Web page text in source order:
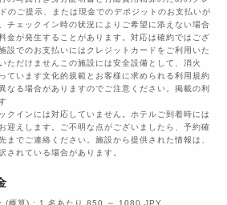
のご提示、または現金でのデポジットのお支払いが
チェックイン時の状況によりご希望に添えない場合
金が発生することがあります。対応は確約ではござ
設でのお支払いにはクレジットカードをご利用いた
ただけませんこの施設には安全設備として、消火
ています文化的規範とお客様に求められる利用規約
なる場合がありますのでご注意ください。掲載の利
クインには対応していません。ホテルご到着時には
迎えします。ご不明な点がございましたら、予約確
までご連絡ください。施設から提供された情報は、
されている場合があります。
(概算) : 1 名あたり 850 ～ 1080 JPY